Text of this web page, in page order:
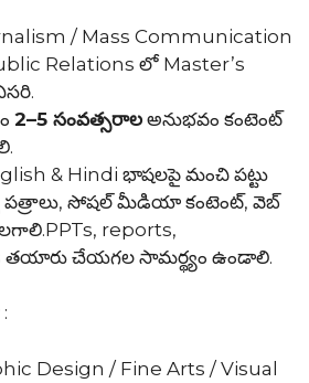
/ Mass Communication
Relations లో Master’s
2–5 సంవత్సరాల అనుభవం కంటెంట్
& Hindi భాషలపై మంచి పట్టు
పత్రాలు, సోషల్ మీడియా కంటెంట్, వెబ్
reports,
తయారు చేయగల సామర్థ్యం ఉండాలి.
:
Design / Fine Arts / Visual